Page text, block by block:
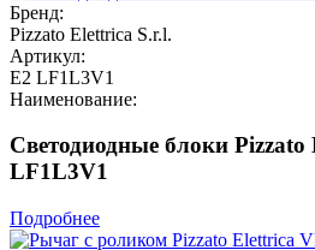
Бренд:
Pizzato Elettrica S.r.l.
Артикул:
E2 LF1L3V1
Наименование:
Светодиодные блоки Pizzato
LF1L3V1
Подробнее